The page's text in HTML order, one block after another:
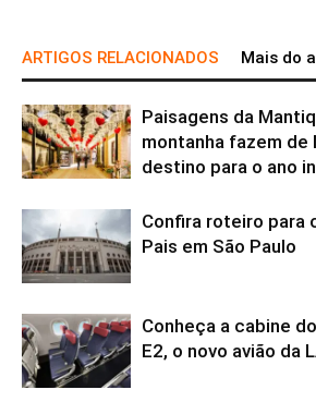
ARTIGOS RELACIONADOS Mais do
Paisagens da
montanha fazem de
destino para o ano
Confira roteiro para
Pais em São Paulo
Conheça a cabine
E2, o novo avião da